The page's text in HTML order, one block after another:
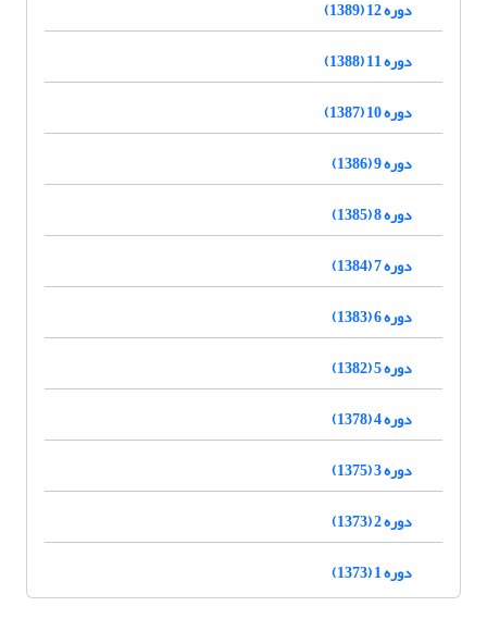
دوره 12 (1389)
دوره 11 (1388)
دوره 10 (1387)
دوره 9 (1386)
دوره 8 (1385)
دوره 7 (1384)
دوره 6 (1383)
دوره 5 (1382)
دوره 4 (1378)
دوره 3 (1375)
دوره 2 (1373)
دوره 1 (1373)